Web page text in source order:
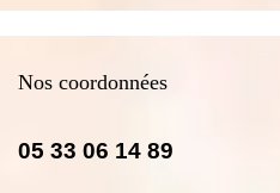
Nos coordonnées
05 33 06 14 89